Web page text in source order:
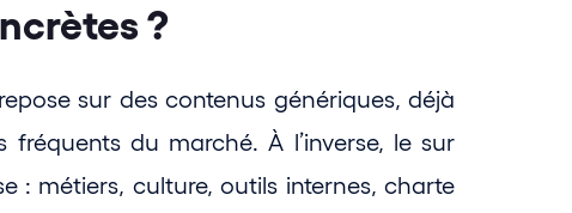
?
sur des contenus génériques, déjà
du marché. À l’inverse, le sur
: métiers, culture, outils internes, charte